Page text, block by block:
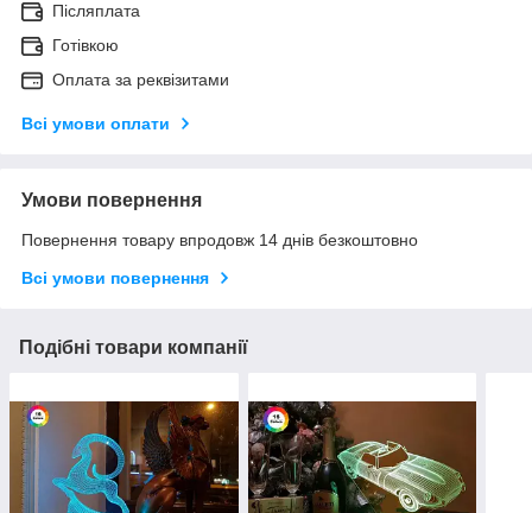
Післяплата
Готівкою
Оплата за реквізитами
Всі умови оплати
Умови повернення
Повернення товару впродовж 14 днів безкоштовно
Всі умови повернення
Подібні товари компанії